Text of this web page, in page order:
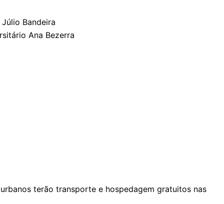
Bandeira
Ana Bezerra
terão transporte e hospedagem gratuitos nas